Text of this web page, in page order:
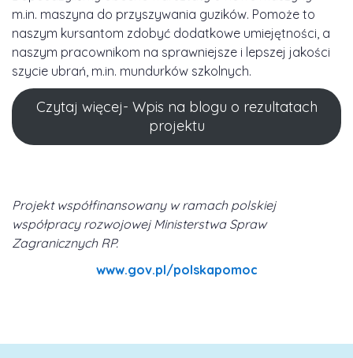
m.in. maszyna do przyszywania guzików. Pomoże to
naszym kursantom zdobyć dodatkowe umiejętności, a
naszym pracownikom na sprawniejsze i lepszej jakości
szycie ubrań, m.in. mundurków szkolnych.
Czytaj więcej- Wpis na blogu o rezultatach
projektu
Projekt współfinansowany w ramach polskiej
współpracy rozwojowej Ministerstwa Spraw
Zagranicznych RP.
www.gov.pl/polskapomoc